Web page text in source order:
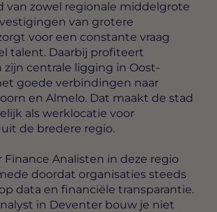
van zowel regionale middelgrote
van grotere
voor een constante vraag
talent. Daarbij profiteert
zijn centrale ligging in Oost-
goede verbindingen naar
en Almelo. Dat maakt de stad
als werklocatie voor
de bredere regio.
Finance Analisten in deze regio
doordat organisaties steeds
data en financiële transparantie.
in Deventer bouw je niet